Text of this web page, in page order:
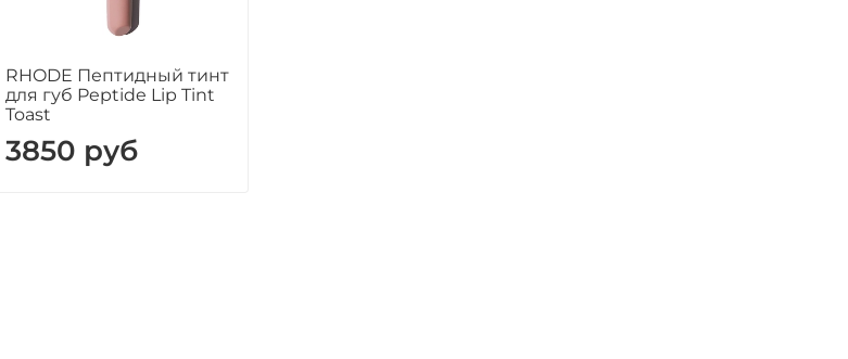
RHODE Пептидный тинт
для губ Peptide Lip Tint
Toast
3850 руб